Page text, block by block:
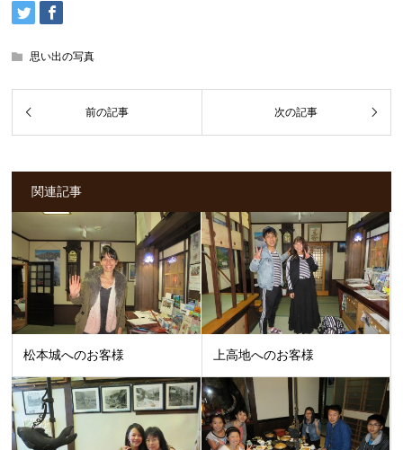
思い出の写真
関連記事
松本城へのお客様 上高地へのお客様